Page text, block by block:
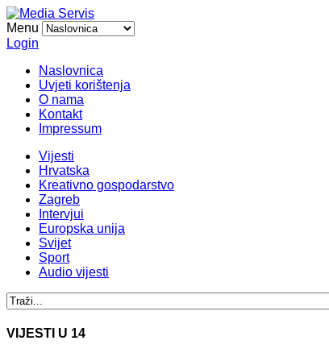
Menu
Login
Naslovnica
Uvjeti korištenja
O nama
Kontakt
Impressum
Vijesti
Hrvatska
Kreativno gospodarstvo
Zagreb
Intervjui
Europska unija
Svijet
Sport
Audio vijesti
VIJESTI U 14